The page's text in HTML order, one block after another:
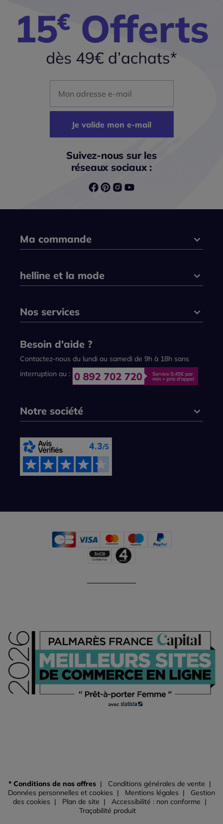
Je valide mon e-mail
Suivez-nous sur les
réseaux sociaux :
Ma commande
helline et la mode
Nos services
Besoin d'aide ?
Contactez-nous du lundi au samedi de 9h à 18h sans
interruption au :
Notre société
* Conditions de nos offres
Conditions générales de vente
Données personnelles et cookies
Mentions légales
Gestion
des cookies
Plan de site
Accessibilité : non conforme
Traçabilité produit